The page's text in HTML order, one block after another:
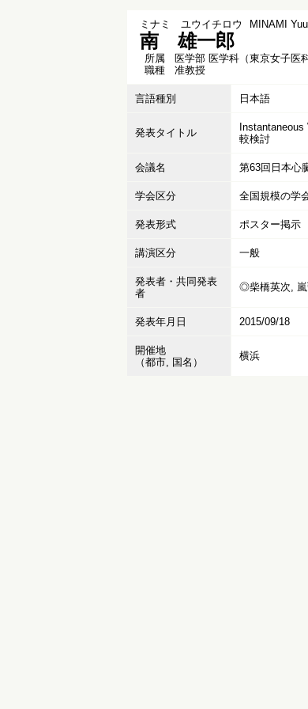
ミナミ ユウイチロウ MINAMI
南 雄一郎
所属
医学部 医学科（東京女子医
職種
准教授
言語種別 日本語
発表タイトル
較検討
会議名 第63回日本心
学会区分 全国規模の学
発表形式 ポスター掲示
講演区分 一般
発表者・共同発表
者
◎柴橋英次, 嵐
発表年月日 2015/09/18
開催地
（都市, 国名）
横浜